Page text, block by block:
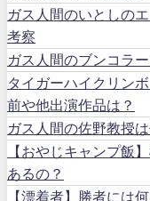
ガス人間のいとしの
考察
ガス人間のブンコラ
タイガーハイクリン
前や他出演作品は？
ガス人間の佐野教授
【おやじキャンプ飯
あるの？
【漂着者】勝者には